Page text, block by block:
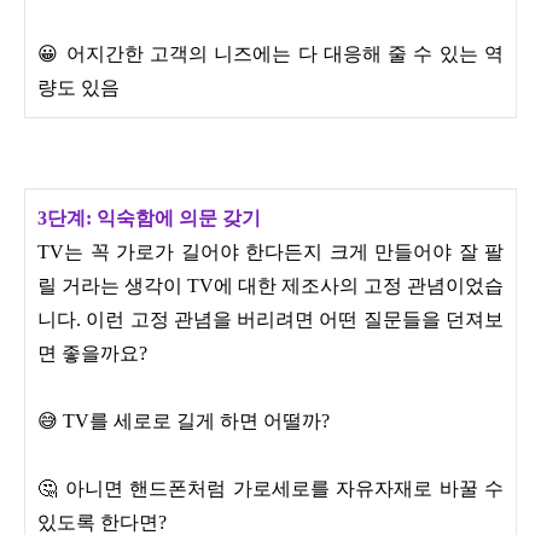
😀 어지간한 고객의 니즈에는 다 대응해 줄 수 있는 역
량도 있음
3단계: 익숙함에 의문 갖기
TV는 꼭 가로가 길어야 한다든지 크게 만들어야 잘 팔
릴 거라는 생각이 TV에 대한 제조사의 고정 관념이었습
니다. 이런 고정 관념을 버리려면 어떤 질문들을 던져보
면 좋을까요?
😅 TV를 세로로 길게 하면 어떨까?
🤔 아니면 핸드폰처럼 가로세로를 자유자재로 바꿀 수
있도록 한다면?